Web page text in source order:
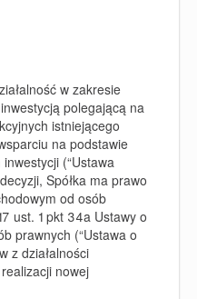
w zakresie
polegającą na
istniejącego
na podstawie
(“Ustawa
Spółka ma prawo
od osób
ust. 1 pkt 34a Ustawy o
prawnych (“Ustawa o
z działalności
nowej